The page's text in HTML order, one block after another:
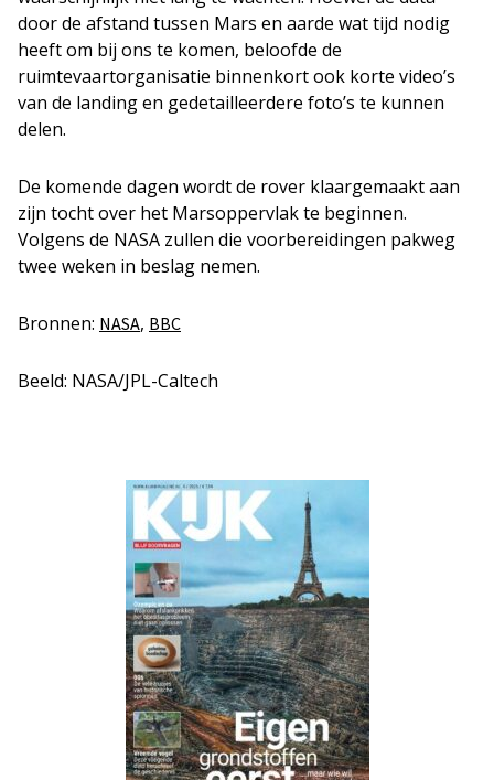
door de afstand tussen Mars en aarde wat tijd nodig
heeft om bij ons te komen, beloofde de
ruimtevaartorganisatie binnenkort ook korte video’s
van de landing en gedetailleerdere foto’s te kunnen
delen.
De komende dagen wordt de rover klaargemaakt aan
zijn tocht over het Marsoppervlak te beginnen.
Volgens de NASA zullen die voorbereidingen pakweg
twee weken in beslag nemen.
Bronnen: NASA, BBC
Beeld: NASA/JPL-Caltech